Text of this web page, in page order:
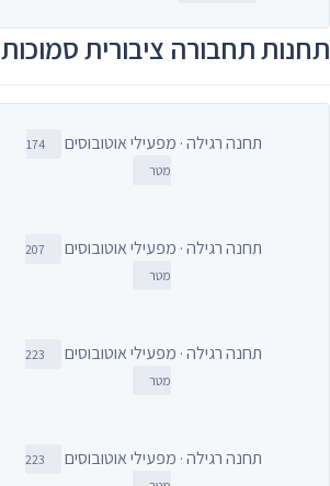
תחנות תחבורה ציבורית סמוכות
תחנה רגילה · מפעילי אוטובוסים
174
מטר
תחנה רגילה · מפעילי אוטובוסים
207
מטר
תחנה רגילה · מפעילי אוטובוסים
223
מטר
תחנה רגילה · מפעילי אוטובוסים
223